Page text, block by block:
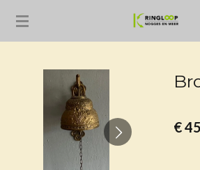
Ga
hoofdinhoud
€